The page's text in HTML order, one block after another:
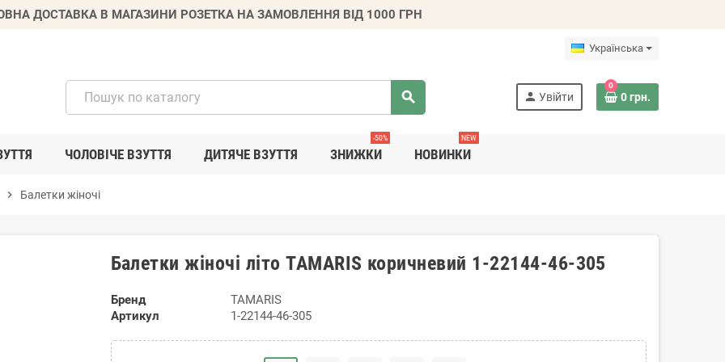
ДОСТАВКА В МАГАЗИНИ РОЗЕТКА НА ЗАМОВЛЕННЯ ВІД 1000 ГРН
Українська
search person Увійти
0
0 грн.
ЧОЛОВІЧЕ ВЗУТТЯ ДИТЯЧЕ ВЗУТТЯ ЗНИЖКИ
-50%
НОВИНКИ
NEW
chevron_right Балетки жіночі
Балетки жіночі літо TAMARIS коричневий 1-22144-46-305
Бренд
TAMARIS
Артикул
1-22144-46-305